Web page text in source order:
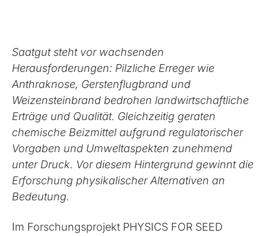
Saatgut steht vor wachsenden
Herausforderungen: Pilzliche Erreger wie
Anthraknose, Gerstenflugbrand und
Weizensteinbrand bedrohen landwirtschaftliche
Erträge und Qualität. Gleichzeitig geraten
chemische Beizmittel aufgrund regulatorischer
Vorgaben und Umweltaspekten zunehmend
unter Druck. Vor diesem Hintergrund gewinnt die
Erforschung physikalischer Alternativen an
Bedeutung.
Im Forschungsprojekt PHYSICS FOR SEED